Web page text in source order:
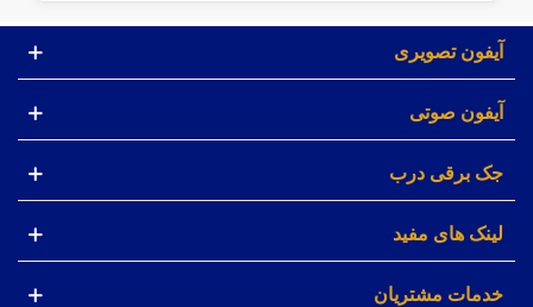
آیفون تصویری
آیفون صوتی
جک برقی درب
لینک های مفید
خدمات مشتریان